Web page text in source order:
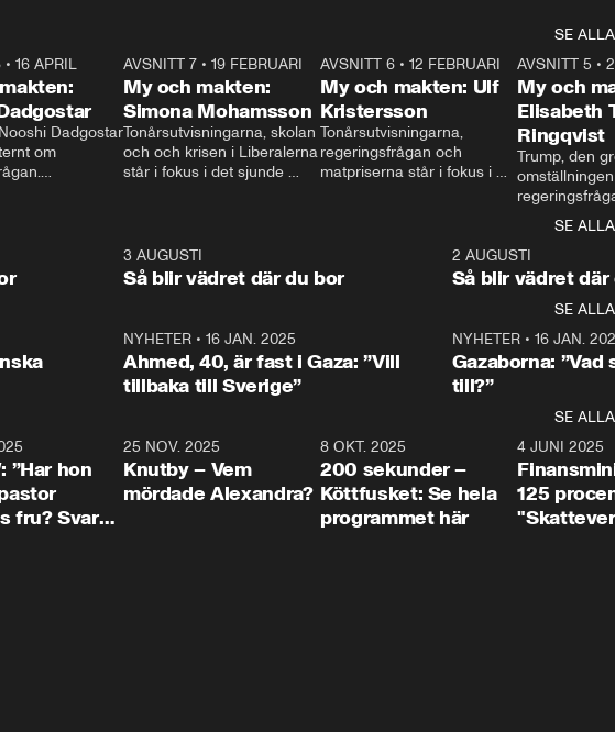
SE ALLA
• 16 APRIL
Dadgostar
om
i val. Ska vi
sitter vi förstås
24:30
AVSNITT 7• 19 FEBRUARI
My och makten:
Simona Mohamsson
Tonårsutvisningarna, skolan
och och krisen i Liberalerna
står i fokus i det sjunde
kommentator My
Rohwedder ställer
utbildnings- och
Mohamsson till svars.
27:30
AVSNITT 6 •12 FEBRUARI
My och makten: Ulf
Kristersson
Tonårsutvisningarna,
regeringsfrågan och
matpriserna står i fokus i
Rohwedder ställer
statsminister Ulf Kristersson
AVSNITT 5 •
My och
Elisabeth
Ringqvist
Trump, den
centrum i
avsnittet av
Makten”. Se
Aftonbladets
Rohwedder
Thand Ring
SE ALLA
3 AUGUSTI
Så blir vädret där du bor
2 AUGUSTI
Så blir vädret där
SE ALLA
NYHETER• 16 JAN. 2025
Ahmed, 40, är fast i Gaza: ”Vill
tillbaka till Sverige”
NYHETER• 16 JAN.
Gazaborna:
till?”
SE ALLA
”Har hon
fru? Svar
31:05
25 NOV. 2025
Knutby – Vem
mördade Alexandra?
4:29
8 OKT. 2025
200 sekunder –
Köttfusket: Se hela
programmet här
4 JUNI 2025
125